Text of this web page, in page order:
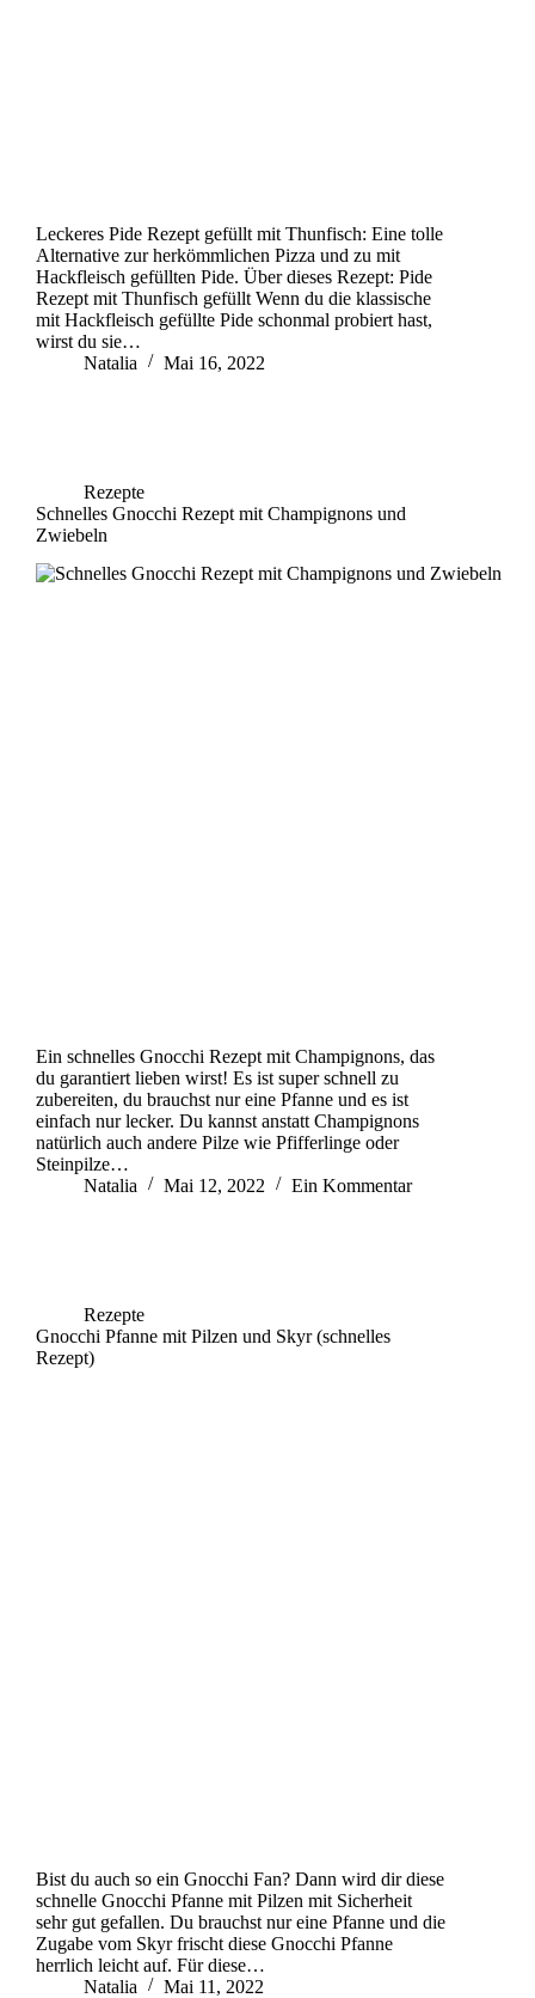
Leckeres Pide Rezept gefüllt mit Thunfisch: Eine tolle
Alternative zur herkömmlichen Pizza und zu mit
Hackfleisch gefüllten Pide. Über dieses Rezept: Pide
Rezept mit Thunfisch gefüllt Wenn du die klassische
mit Hackfleisch gefüllte Pide schonmal probiert hast,
wirst du sie…
Natalia
Mai 16, 2022
Rezepte
Schnelles Gnocchi Rezept mit Champignons und
Zwiebeln
Ein schnelles Gnocchi Rezept mit Champignons, das
du garantiert lieben wirst! Es ist super schnell zu
zubereiten, du brauchst nur eine Pfanne und es ist
einfach nur lecker. Du kannst anstatt Champignons
natürlich auch andere Pilze wie Pfifferlinge oder
Steinpilze…
Natalia
Mai 12, 2022 Ein Kommentar
Rezepte
Gnocchi Pfanne mit Pilzen und Skyr (schnelles
Rezept)
Bist du auch so ein Gnocchi Fan? Dann wird dir diese
schnelle Gnocchi Pfanne mit Pilzen mit Sicherheit
sehr gut gefallen. Du brauchst nur eine Pfanne und die
Zugabe vom Skyr frischt diese Gnocchi Pfanne
herrlich leicht auf. Für diese…
Natalia
Mai 11, 2022